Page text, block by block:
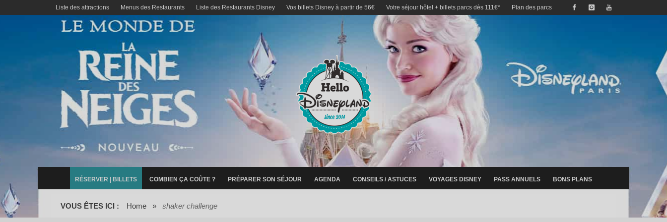
Liste des attractions Menus des Restaurants Liste des Restaurants Disney Vos billets Disney à partir de 56€ Votre séjour hôtel + billets parcs dès 111€* Plan des parcs
RÉSERVER | BILLETS COMBIEN ÇA COÛTE ? PRÉPARER SON SÉJOUR AGENDA CONSEILS / ASTUCES VOYAGES DISNEY PASS ANNUELS BONS PLANS
VOUS ÊTES ICI : Home » shaker challenge